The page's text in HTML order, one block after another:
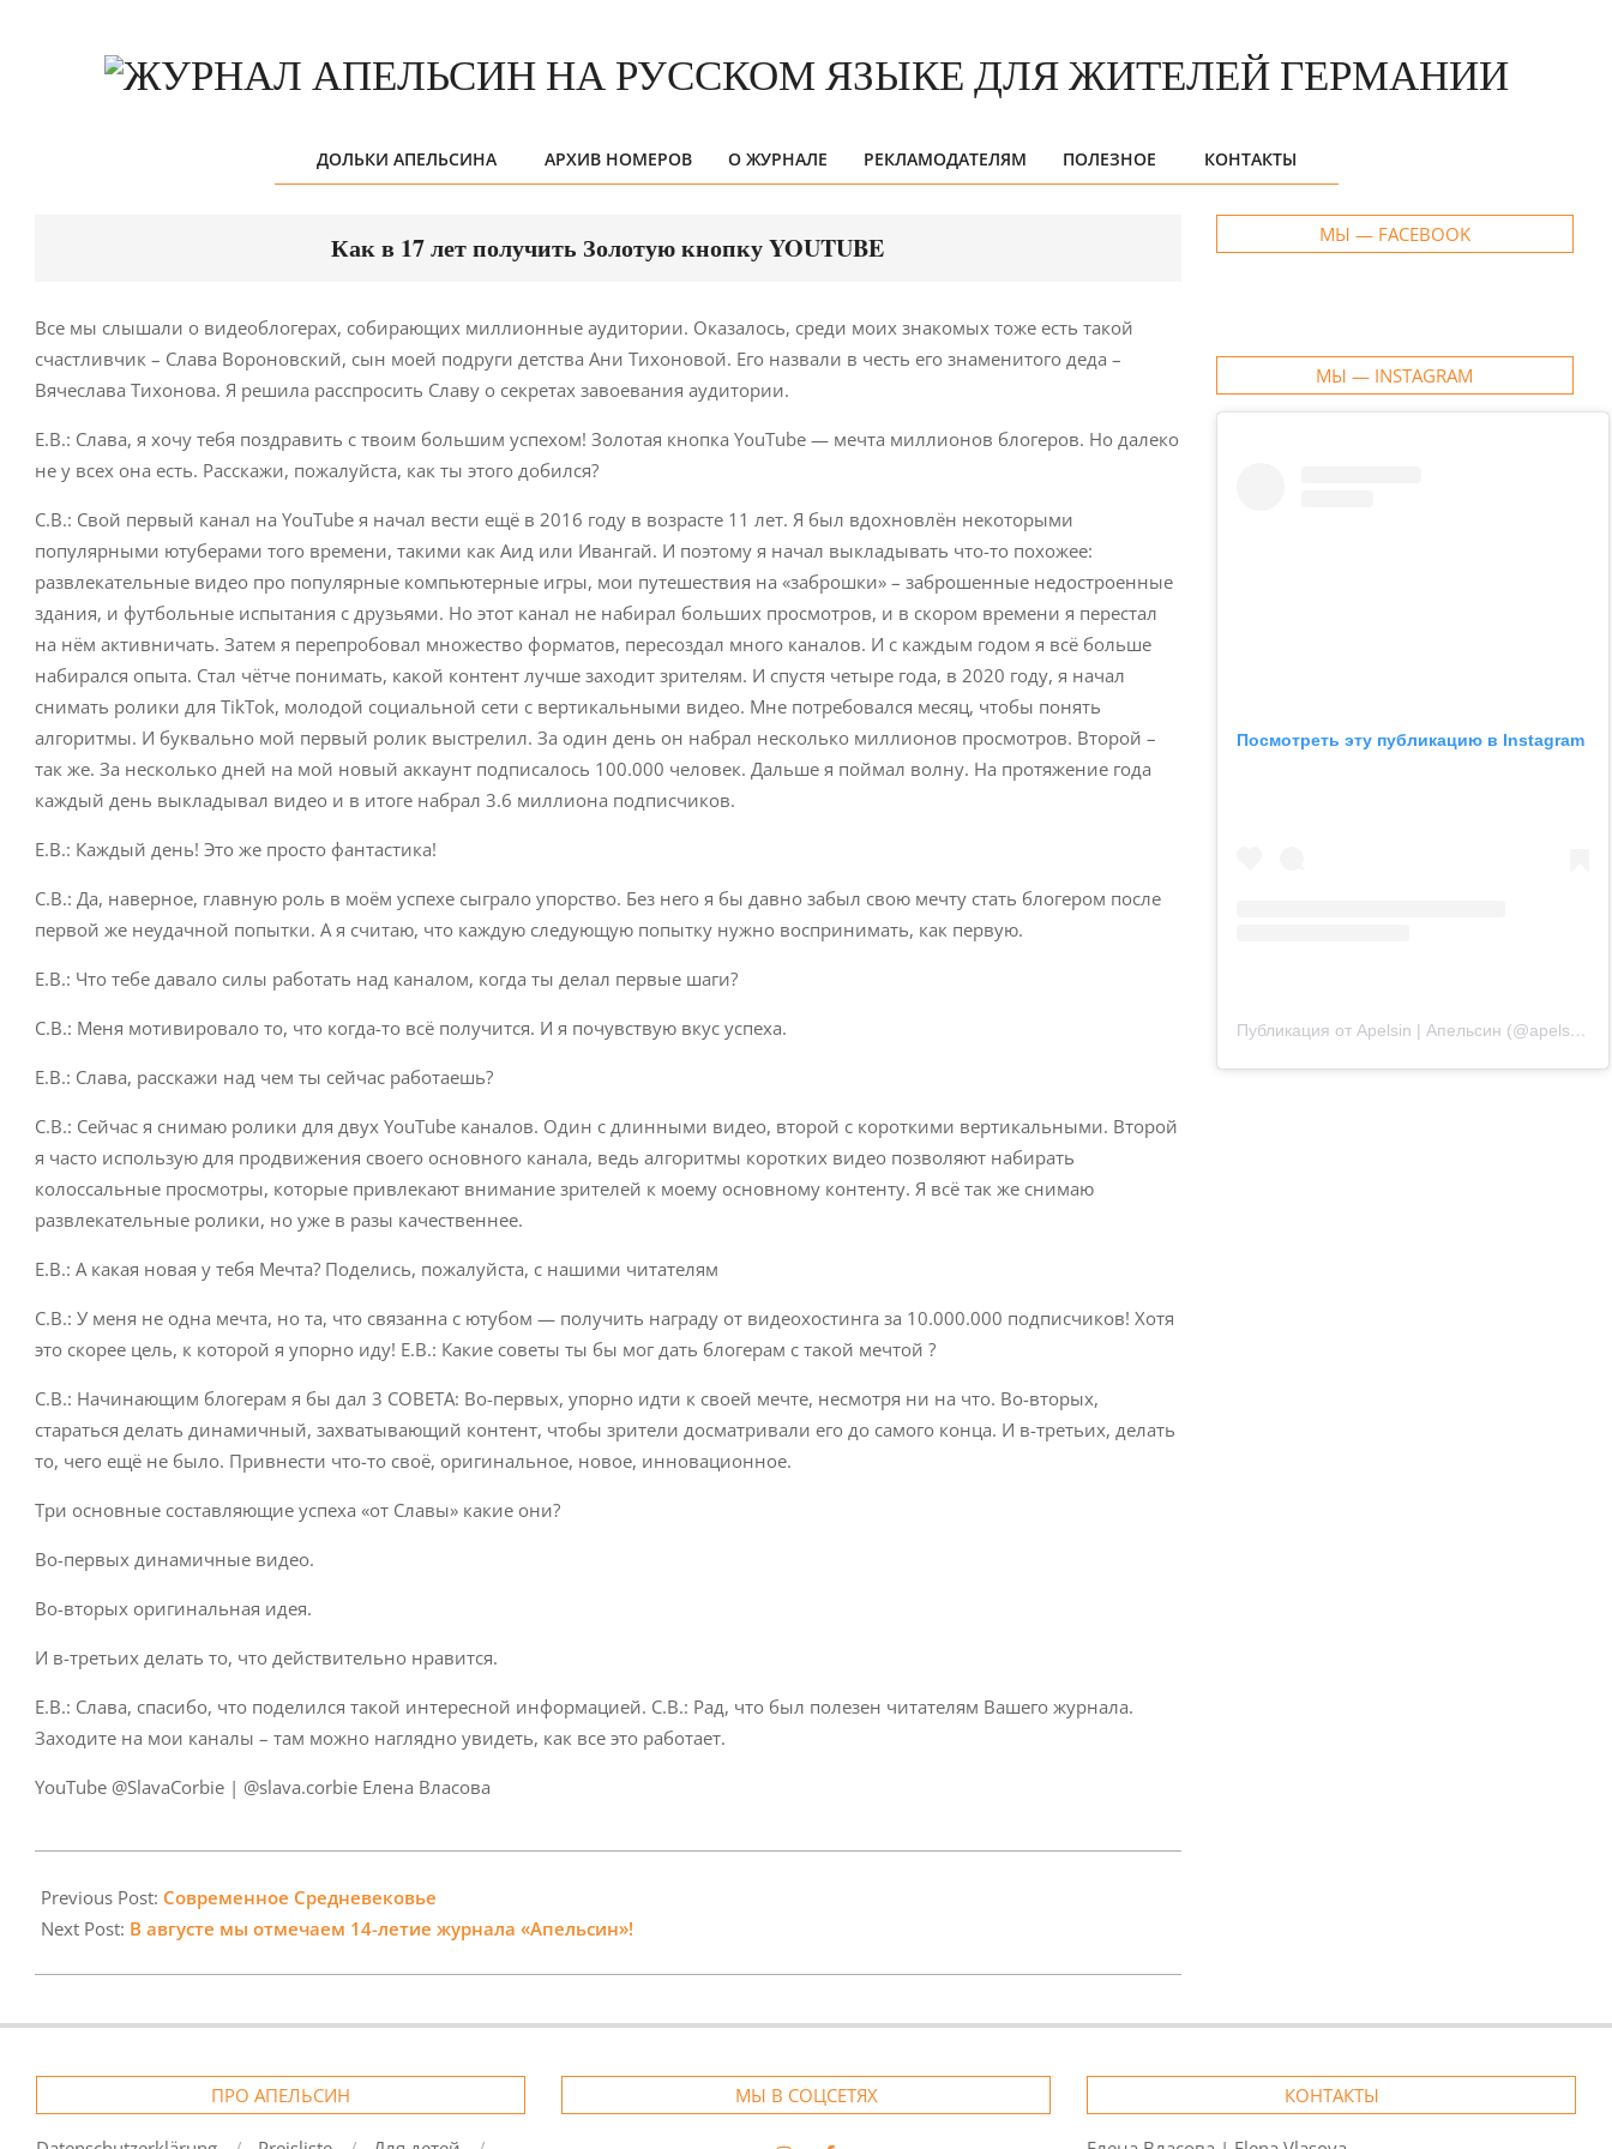
Primary
Menu
ДОЛЬКИ АПЕЛЬСИНА АРХИВ НОМЕРОВ О ЖУРНАЛЕ РЕКЛАМОДАТЕЛЯМ ПОЛЕЗНОЕ КОНТАКТЫ
Как в 17 лет получить Золотую кнопку YOUTUBE
Все мы слышали о видеоблогерах, собирающих миллионные аудитории. Оказалось, среди моих знакомых тоже есть такой
счастливчик – Слава Вороновский, сын моей подруги детства Ани Тихоновой. Его назвали в честь его знаменитого деда –
Вячеслава Тихонова. Я решила расспросить Славу о секретах завоевания аудитории.
Е.В.: Слава, я хочу тебя поздравить с твоим большим успехом! Золотая кнопка YouTube — мечта миллионов блогеров. Но далеко
не у всех она есть. Расскажи, пожалуйста, как ты этого добился?
С.В.: Свой первый канал на YouTubе я начал вести ещё в 2016 году в возрасте 11 лет. Я был вдохновлён некоторыми
популярными ютуберами того времени, такими как Аид или Ивангай. И поэтому я начал выкладывать что-то похожее:
развлекательные видео про популярные компьютерные игры, мои путешествия на «заброшки» – заброшенные недостроенные
здания, и футбольные испытания с друзьями. Но этот канал не набирал больших просмотров, и в скором времени я перестал
на нём активничать. Затем я перепробовал множество форматов, пересоздал много каналов. И с каждым годом я всё больше
набирался опыта. Стал чётче понимать, какой контент лучше заходит зрителям. И спустя четыре года, в 2020 году, я начал
снимать ролики для ТikTok, молодой социальной сети с вертикальными видео. Мне потребовался месяц, чтобы понять
алгоритмы. И буквально мой первый ролик выстрелил. За один день он набрал несколько миллионов просмотров. Второй –
так же. За несколько дней на мой новый аккаунт подписалось 100.000 человек. Дальше я поймал волну. На протяжение года
каждый день выкладывал видео и в итоге набрал 3.6 миллиона подписчиков.
Е.В.: Каждый день! Это же просто фантастика!
С.В.: Да, наверное, главную роль в моём успехе сыграло упорство. Без него я бы давно забыл свою мечту стать блогером после
первой же неудачной попытки. А я считаю, что каждую следующую попытку нужно воспринимать, как первую.
Е.В.: Что тебе давало силы работать над каналом, когда ты делал первые шаги?
С.В.: Меня мотивировало то, что когда-то всё получится. И я почувствую вкус успеха.
Е.В.: Слава, расскажи над чем ты сейчас работаешь?
С.В.: Сейчас я снимаю ролики для двух YouTubе каналов. Один с длинными видео, второй с короткими вертикальными. Второй
я часто использую для продвижения своего основного канала, ведь алгоритмы коротких видео позволяют набирать
колоссальные просмотры, которые привлекают внимание зрителей к моему основному контенту. Я всё так же снимаю
развлекательные ролики, но уже в разы качественнее.
Е.В.: А какая новая у тебя Мечта? Поделись, пожалуйста, с нашими читателям
С.В.: У меня не одна мечта, но та, что связанна с ютубом — получить награду от видеохостинга за 10.000.000 подписчиков! Хотя
это скорее цель, к которой я упорно иду! Е.В.: Какие советы ты бы мог дать блогерам с такой мечтой ?
С.В.: Начинающим блогерам я бы дал 3 СОВЕТА: Во-первых, упорно идти к своей мечте, несмотря ни на что. Во-вторых,
стараться делать динамичный, захватывающий контент, чтобы зрители досматривали его до самого конца. И в-третьих, делать
то, чего ещё не было. Привнести что-то своё, оригинальное, новое, инновационное.
Три основные составляющие успеха «от Славы» какие они?
Во-первых динамичные видео.
Во-вторых оригинальная идея.
И в-третьих делать то, что действительно нравится.
Е.В.: Слава, спасибо, что поделился такой интересной информацией. С.В.: Рад, что был полезен читателям Вашего журнала.
Заходите на мои каналы – там можно наглядно увидеть, как все это работает.
YouTube @SlavaCorbie | @slava.corbie Елена Власова
08-
04
Previous Post: Современное Средневековье
Next Post: В августе мы отмечаем 14-летие журнала «Апельсин»!
МЫ — FACEBOOK
МЫ — INSTAGRAM
Посмотреть эту публикацию в Instagram
Публикация от Apelsin | Апельсин (@apelsin.muenchen)
ПРО АПЕЛЬСИН МЫ В СОЦСЕТЯХ КОНТАКТЫ